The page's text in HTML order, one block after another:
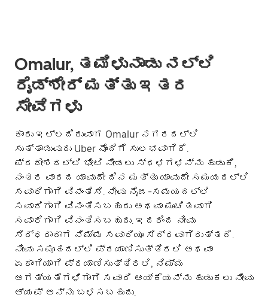
Omalur, ತಮಿಳುನಾಡು ನಲ್ಲಿ
ರೈಡ್‌ಶೇರ್ ಮತ್ತು ಇತರ
ಸೇವೆಗಳು
ಕಾರು ಇಲ್ಲದಿರುವಾಗ Omalur ನಗರದಲ್ಲಿ
ಸುತ್ತಾಡುವುದು Uber ನೊಂದಿಗೆ ಸುಲಭವಾಗಿದೆ.
ಪ್ರದೇಶದಲ್ಲಿ ಭೇಟಿ ನೀಡಲು ಸ್ಥಳಗಳನ್ನು ಹುಡುಕಿ,
ನಂತರ ವಾರದ ಯಾವುದೇ ದಿನ ಮತ್ತು ಯಾವುದೇ ಸಮಯದಲ್ಲಿ
ಸವಾರಿಗಾಗಿ ವಿನಂತಿಸಿ. ನೀವು ನೈಜ-ಸಮಯದಲ್ಲಿ
ಸವಾರಿಗಾಗಿ ವಿನಂತಿಸಬಹುದು ಅಥವಾ ಮುಂಚಿತವಾಗಿ
ಸವಾರಿಗಾಗಿ ವಿನಂತಿಸಬಹುದು. ಇದರಿಂದ ನೀವು
ಸಿದ್ಧರಾದಾಗ ನಿಮ್ಮ ಸವಾರಿಯೂ ಸಿದ್ಧವಾಗಿರುತ್ತದೆ.
ನೀವು ಸಮೂಹದಲ್ಲಿ ಪ್ರಯಾಣಿಸುತ್ತಿರಲಿ ಅಥವಾ
ಏಕಾಂಗಿಯಾಗಿ ಪ್ರಯಾಣಿಸುತ್ತಿರಲಿ, ನಿಮ್ಮ
ಅಗತ್ಯತೆಗಳಿಗಾಗಿ ಸವಾರಿ ಆಯ್ಕೆಯನ್ನು ಹುಡುಕಲು ನೀವು
ಆ್ಯಪ್ ಅನ್ನು ಬಳಸಬಹುದು.